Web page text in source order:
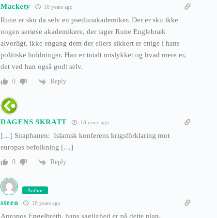
Mackety 18 years ago
Rune er sku da selv en pseduoakademiker. Der er sku ikke
nogen seriøse akademikere, der tager Rune Englebræk
alvorligt, ikke engang dem der ellers sikkert er enige i hans
politiske holdninger. Han er totalt mislykket og hvad mere er,
det ved han også godt selv.
0 Reply
DAGENS SKRATT 18 years ago
[…] Snaphanen: Islamsk konferens krigsförklaring mot
europas befolkning […]
0 Reply
Author
steen 18 years ago
Apropos Engelbreth, hans saglighed er på dette plan,